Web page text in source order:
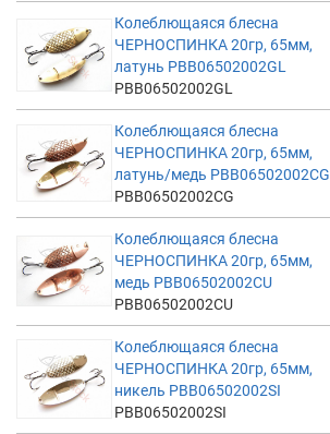
Колеблющаяся блесна
ЧЕРНОСПИНКА 20гр, 65мм,
латунь PBB06502002GL
PBB06502002GL
Колеблющаяся блесна
ЧЕРНОСПИНКА 20гр, 65мм,
латунь/медь PBB06502002CG
PBB06502002CG
Колеблющаяся блесна
ЧЕРНОСПИНКА 20гр, 65мм,
медь PBB06502002CU
PBB06502002CU
Колеблющаяся блесна
ЧЕРНОСПИНКА 20гр, 65мм,
никель PBB06502002SI
PBB06502002SI